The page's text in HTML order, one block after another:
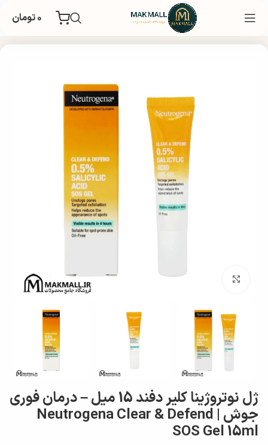
۰تومان
مراقبت پوستی
برای بزرگنمایی کلیک کنید
ژل نوتروژینا کلیر دفند 15 میل – درمان فوری
جوش | Neutrogena Clear & Defend
SOS Gel 15ml